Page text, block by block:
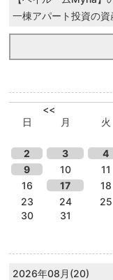
一棟アパート投資の
<<
日
月 火
2
3 4
9
10 11
16
17 18
23
24 25
30
31
2026年08月(20)